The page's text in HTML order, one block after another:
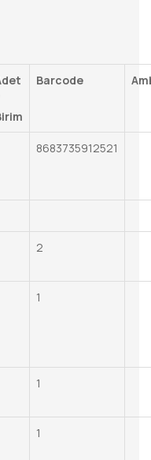
Barcode
8683735912521
2
1
1
1